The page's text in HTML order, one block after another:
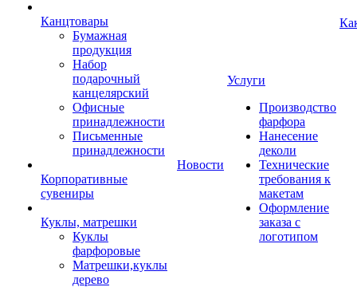
Канцтовары
Бумажная
продукция
Набор
подарочный
канцелярский
Офисные
принадлежности
Письменные
принадлежности
Корпоративные
сувениры
Куклы, матрешки
Куклы
фарфоровые
Матрешки,куклы
дерево
Новости
Услуги
Производство
фарфора
Нанесение
деколи
Технические
требования к
макетам
Оформление
заказа с
логотипом